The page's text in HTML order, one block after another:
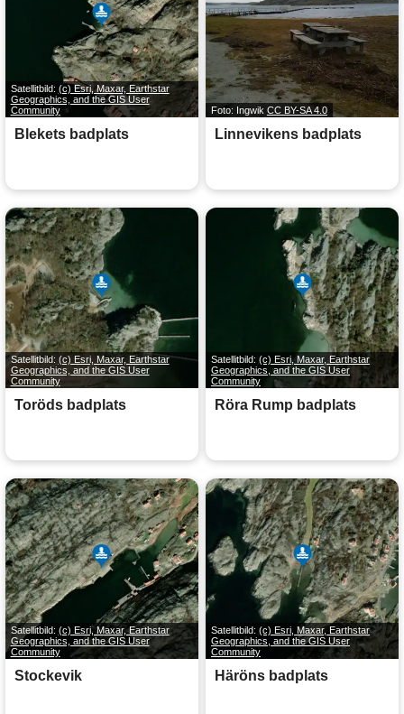
Satellitbild: (c) Esri, Maxar, Earthstar
Geographics, and the GIS User
Community
Blekets badplats
Foto: Ingwik CC BY-SA 4.0
Linnevikens badplats
Satellitbild: (c) Esri, Maxar, Earthstar
Geographics, and the GIS User
Community
Toröds badplats
Satellitbild: (c) Esri, Maxar, Earthstar
Geographics, and the GIS User
Community
Röra Rump badplats
Satellitbild: (c) Esri, Maxar, Earthstar
Geographics, and the GIS User
Community
Stockevik
Satellitbild: (c) Esri, Maxar, Earthstar
Geographics, and the GIS User
Community
Häröns badplats